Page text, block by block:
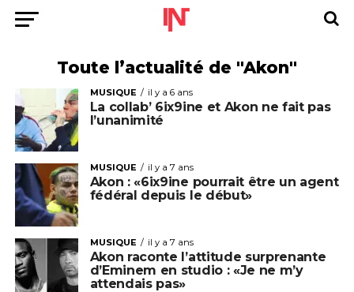
Toute l’actualité de "Akon"
MUSIQUE il y a 6 ans
La collab’ 6ix9ine et Akon ne fait pas
l’unanimité
MUSIQUE il y a 7 ans
Akon : «6ix9ine pourrait être un agent
fédéral depuis le début»
MUSIQUE il y a 7 ans
Akon raconte l’attitude surprenante
d’Eminem en studio : «Je ne m’y
attendais pas»